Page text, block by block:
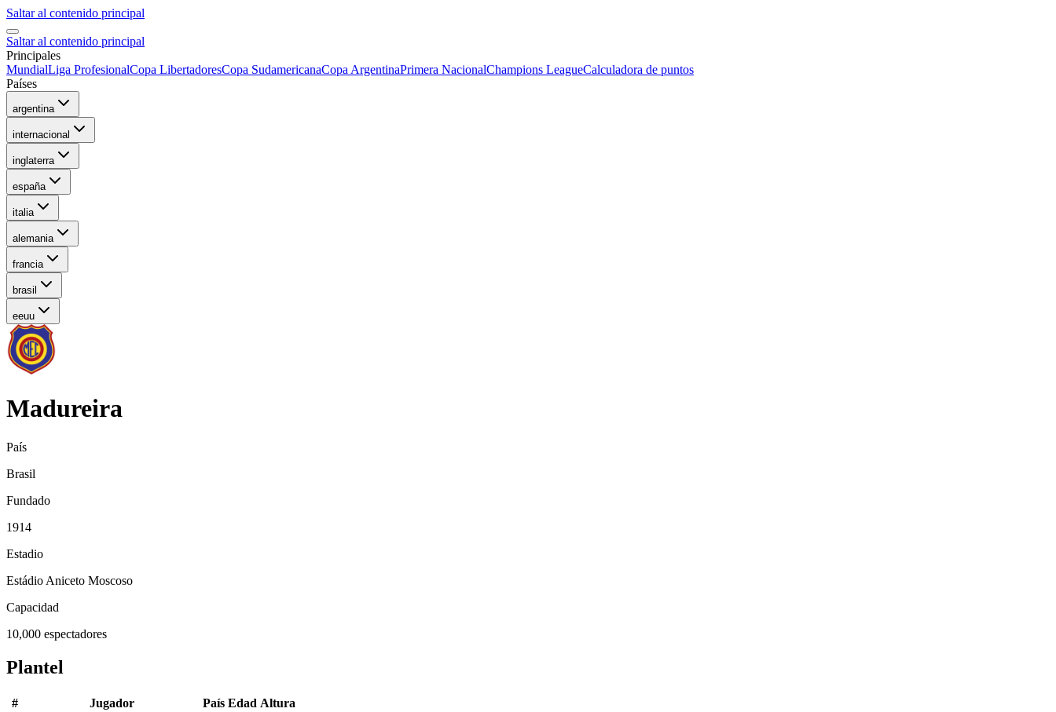
Saltar al contenido principal
Saltar al contenido principal
Principales
MundialLiga ProfesionalCopa LibertadoresCopa SudamericanaCopa ArgentinaPrimera NacionalChampions LeagueCalculadora de puntos
Países
argentina
internacional
inglaterra
españa
italia
alemania
francia
brasil
eeuu
Madureira
País
Brasil
Fundado
1914
Estadio
Estádio Aniceto Moscoso
Capacidad
10,000 espectadores
Plantel
# Jugador País Edad Altura